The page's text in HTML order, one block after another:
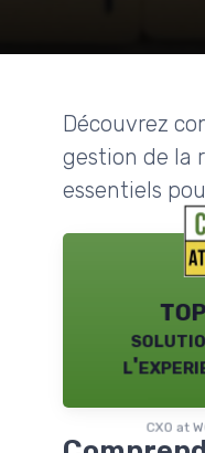
Découvrez
gestion de la
essentiels
CXO at